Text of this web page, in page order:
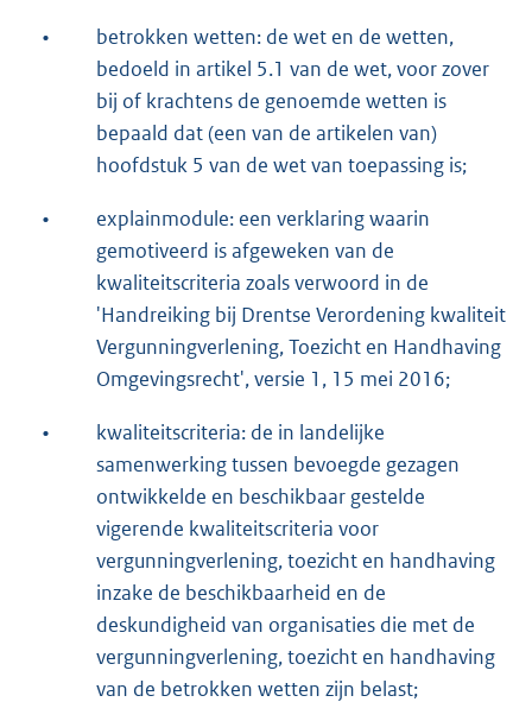
•
betrokken wetten: de wet en de wetten,
bedoeld in artikel 5.1 van de wet, voor zover
bij of krachtens de genoemde wetten is
bepaald dat (een van de artikelen van)
hoofdstuk 5 van de wet van toepassing is;
•
explainmodule: een verklaring waarin
gemotiveerd is afgeweken van de
kwaliteitscriteria zoals verwoord in de
'Handreiking bij Drentse Verordening kwaliteit
Vergunningverlening, Toezicht en Handhaving
Omgevingsrecht', versie 1, 15 mei 2016;
•
kwaliteitscriteria: de in landelijke
samenwerking tussen bevoegde gezagen
ontwikkelde en beschikbaar gestelde
vigerende kwaliteitscriteria voor
vergunningverlening, toezicht en handhaving
inzake de beschikbaarheid en de
deskundigheid van organisaties die met de
vergunningverlening, toezicht en handhaving
van de betrokken wetten zijn belast;